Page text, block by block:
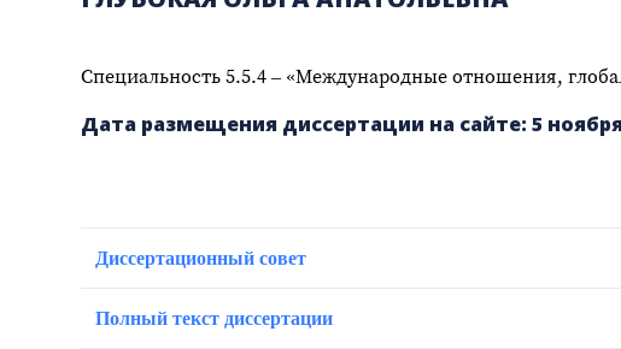
Специальность 5.5.4 – «Международные отношения,
Дата размещения диссертации на сайте: 5 ноября
Диссертационный совет
Полный текст диссертации